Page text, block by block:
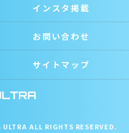
インスタ掲載
お問い合わせ
サイトマップ
ALL RIGHTS RESERVED.